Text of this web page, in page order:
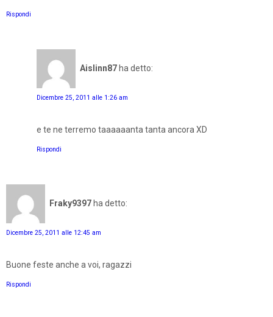
Rispondi
Aislinn87 ha detto:
Dicembre 25, 2011 alle 1:26 am
e te ne terremo taaaaaanta tanta ancora XD
Rispondi
Fraky9397 ha detto:
Dicembre 25, 2011 alle 12:45 am
Buone feste anche a voi, ragazzi
Rispondi